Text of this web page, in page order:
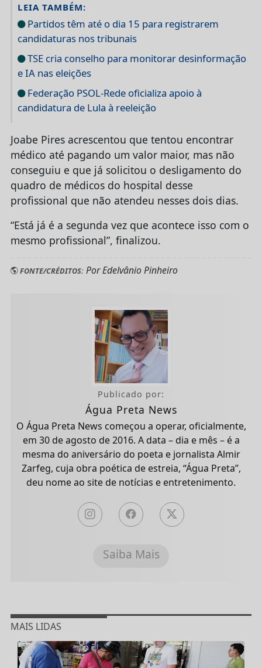
LEIA TAMBÉM:
Partidos têm até o dia 15 para registrarem
candidaturas nos tribunais
TSE cria conselho para monitorar desinformação
e IA nas eleições
Federação PSOL-Rede oficializa apoio à
candidatura de Lula à reeleição
Joabe Pires acrescentou que tentou encontrar
médico até pagando um valor maior, mas não
conseguiu e que já solicitou o desligamento do
quadro de médicos do hospital desse
profissional que não atendeu nesses dois dias.
“Está já é a segunda vez que acontece isso com o
mesmo profissional”, finalizou.
FONTE/CRÉDITOS:Por Edelvânio Pinheiro
Publicado por:
Água Preta News
O Água Preta News começou a operar, oficialmente,
em 30 de agosto de 2016. A data – dia e mês – é a
mesma do aniversário do poeta e jornalista Almir
Zarfeg, cuja obra poética de estreia, “Água Preta”,
deu nome ao site de notícias e entretenimento.
Saiba Mais
MAIS LIDAS